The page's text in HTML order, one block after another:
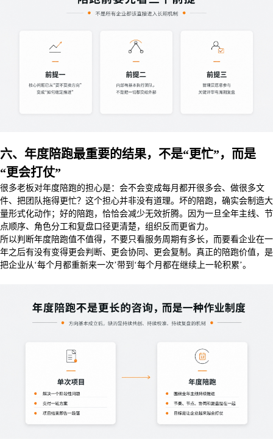
六、年度陪跑最重要的结果，不是“更忙”，而是
“更会打仗”
很多老板对年度陪跑的担心是：会不会变成每月都开很多会、做很多文
件、把团队拖得更忙？这个担心并非没有道理。坏的陪跑，确实会制造大
量形式化动作；好的陪跑，恰恰会减少无效折腾。因为一旦全年主线、节
点顺序、角色分工和复盘口径更清楚，组织反而更省力。
所以判断年度陪跑值不值得，不要只看服务周期有多长，而要看企业在一
年之后有没有变得更会判断、更会协同、更会复制。真正的陪跑价值，是
把企业从‘每个月都重新来一次’带到‘每个月都在继续上一轮积累’。